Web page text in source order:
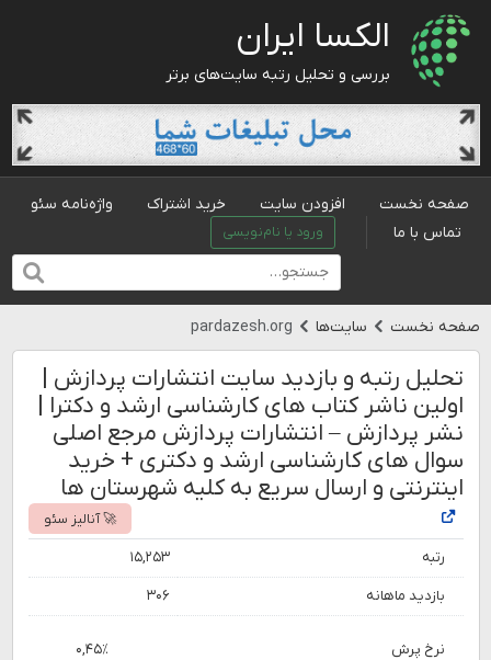
الکسا ایران
بررسی و تحلیل رتبه سایت‌های برتر
صفحه نخست افزودن سایت خرید اشتراک
واژه‌نامه سئو
تماس با ما
ورود یا نام‌نویسی
صفحه نخست سایت‌ها pardazesh.org
تحلیل رتبه و بازدید سایت انتشارات پردازش |
اولین ناشر کتاب های کارشناسی ارشد و دکترا |
نشر پردازش – انتشارات پردازش مرجع اصلی
سوال های کارشناسی ارشد و دکتری + خرید
اینترنتی و ارسال سریع به کلیه شهرستان ها
🚀 آنالیز سئو
رتبه ۱۵,۲۵۳
بازدید ماهانه ۳۰۶
نرخ پرش ۰,۴۵٪